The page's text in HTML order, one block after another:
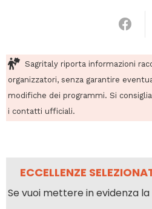
Sagritaly riporta informazioni
organizzatori, senza garantire
modifiche dei programmi. Si
i contatti ufficiali.
ECCELLENZE
Se vuoi mettere in evidenza